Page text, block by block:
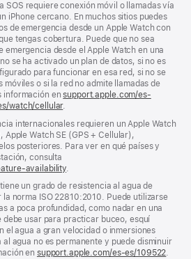
SOS requiere conexión móvil o llamadas vía
iPhone cercano. En muchos sitios puedes
de emergencia desde un Apple Watch con
tengas cobertura. Puede que no sea
emergencia desde el Apple Watch en una
se ha activado un plan de datos, si no es
para funcionar en esa red, si no se
móviles o si la red no admite llamadas de
información ensupport.apple.com/es-
watch/cellular.
internacionales requieren un Apple Watch
Apple Watch SE (GPS + Cellular),
posteriores. Para ver en qué países y
consulta
availability
un grado de resistencia al agua de
norma ISO 22810:2010. Puede utilizarse
a poca profundidad, como nadar en una
debe usar para practicar buceo, esquí
el agua a gran velocidad o inmersiones
agua no es permanente y puede disminuir
en support.apple.com/es-es/109522.